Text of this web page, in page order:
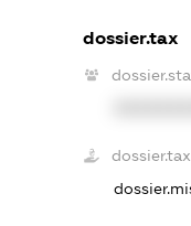
dossier.tax